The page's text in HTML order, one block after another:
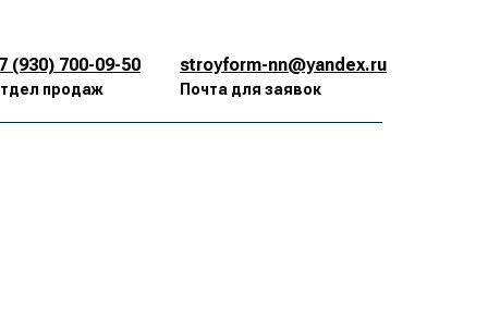
(930) 700-09-50
продаж
stroyform-nn@yandex.ru
Почта для заявок